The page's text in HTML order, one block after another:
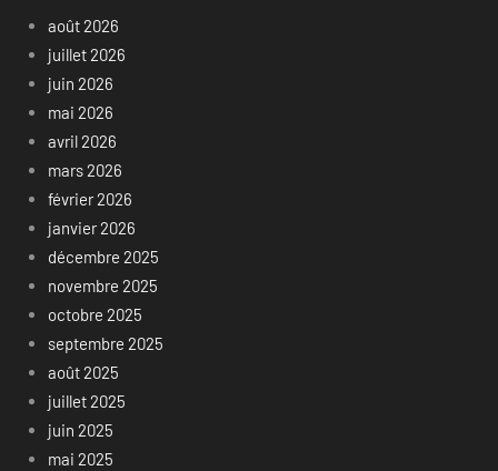
août 2026
juillet 2026
juin 2026
mai 2026
avril 2026
mars 2026
février 2026
janvier 2026
décembre 2025
novembre 2025
octobre 2025
septembre 2025
août 2025
juillet 2025
juin 2025
mai 2025